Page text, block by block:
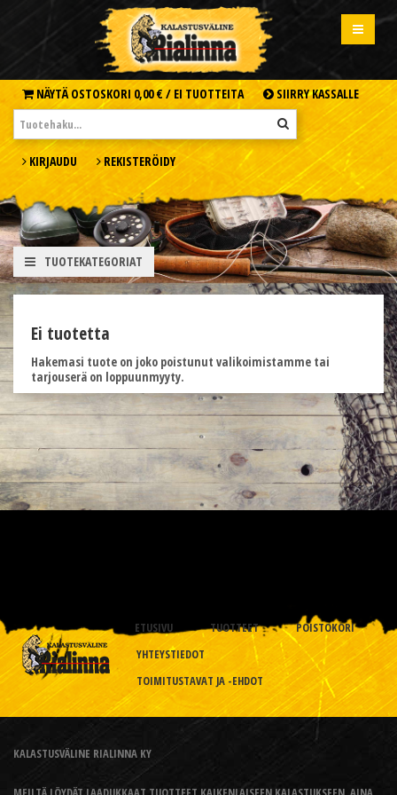
NÄYTÄ OSTOSKORI 0,00 € / EI TUOTTEITA SIIRRY KASSALLE
KIRJAUDU REKISTERÖIDY
TUOTEKATEGORIAT
Ei tuotetta
Hakemasi tuote on joko poistunut valikoimistamme tai
tarjouserä on loppuunmyyty.
ETUSIVU TUOTTEET
POISTOKORI
YHTEYSTIEDOT
TOIMITUSTAVAT JA -EHDOT
KALASTUSVÄLINE RIALINNA KY